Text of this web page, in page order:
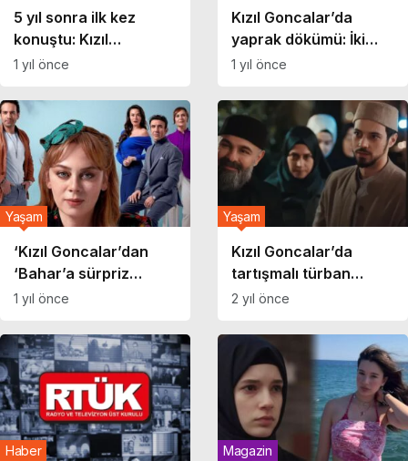
5 yıl sonra ilk kez
konuştu: Kızıl
Goncalar’ın yıldızı
itiraf!
1 yıl önce
Kızıl Goncalar’da
yaprak dökümü: İki
isim daha diziye veda
1 yıl önce
‘Kızıl Goncalar’dan
‘Bahar’a sürpriz
transfer!
Yaşam
1 yıl önce
Kızıl Goncalar’da
tartışmalı türban
sahnesi! Fragman
şirketinden açıklama
geldi
Yaşam
2 yıl önce
Haber Magazin